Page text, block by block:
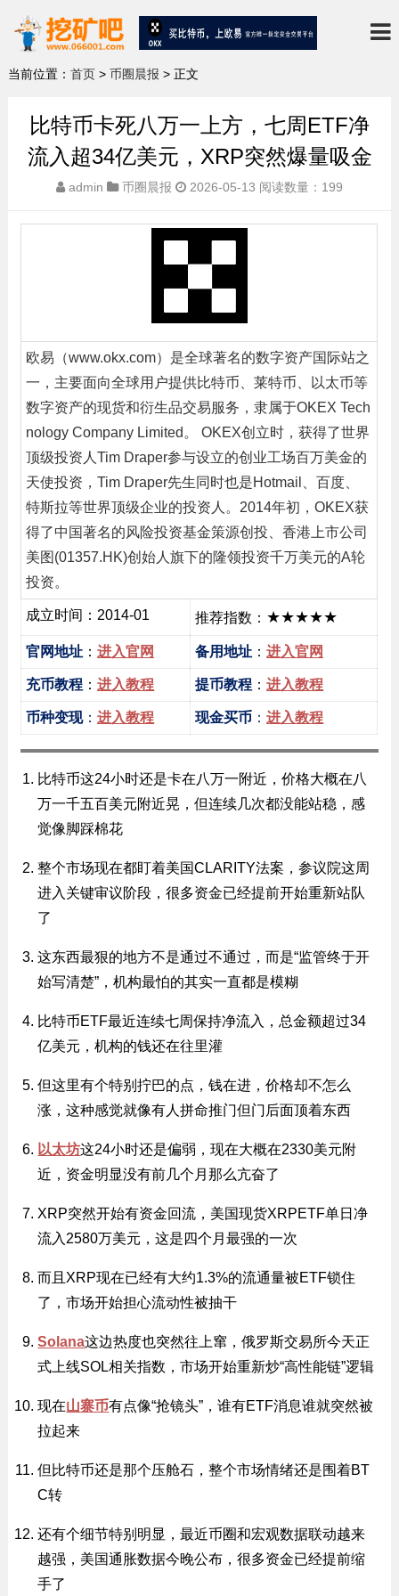
当前位置： 首页> 币圈晨报 > 正文
比特币卡死八万一上方，七周ETF净
流入超34亿美元，XRP突然爆量吸金
admin 币圈晨报 2026-05-13 阅读数量：199
欧易（www.okx.com）是全球著名的数字资产国际站之
一，主要面向全球用户提供比特币、莱特币、以太币等
数字资产的现货和衍生品交易服务，隶属于OKEX Tech
nology Company Limited。 OKEX创立时，获得了世界
顶级投资人Tim Draper参与设立的创业工场百万美金的
天使投资，Tim Draper先生同时也是Hotmail、百度、
特斯拉等世界顶级企业的投资人。2014年初，OKEX获
得了中国著名的风险投资基金策源创投、香港上市公司
美图(01357.HK)创始人旗下的隆领投资千万美元的A轮
投资。
成立时间：2014-01 推荐指数： ★★★★★
官网地址 ：进入官网 备用地址 ：进入官网
充币教程 ：进入教程 提币教程 ：进入教程
币种变现：进入教程 现金买币 ：进入教程
比特币这24小时还是卡在八万一附近，价格大概在八
万一千五百美元附近晃，但连续几次都没能站稳，感
觉像脚踩棉花
整个市场现在都盯着美国CLARITY法案，参议院这周
进入关键审议阶段，很多资金已经提前开始重新站队
了
这东西最狠的地方不是通过不通过，而是“监管终于开
始写清楚”，机构最怕的其实一直都是模糊
比特币ETF最近连续七周保持净流入，总金额超过34
亿美元，机构的钱还在往里灌
但这里有个特别拧巴的点，钱在进，价格却不怎么
涨，这种感觉就像有人拼命推门但门后面顶着东西
以太坊这24小时还是偏弱，现在大概在2330美元附
近，资金明显没有前几个月那么亢奋了
XRP突然开始有资金回流，美国现货XRPETF单日净
流入2580万美元，这是四个月最强的一次
而且XRP现在已经有大约1.3%的流通量被ETF锁住
了，市场开始担心流动性被抽干
Solana这边热度也突然往上窜，俄罗斯交易所今天正
式上线SOL相关指数，市场开始重新炒“高性能链”逻辑
现在山寨币有点像“抢镜头”，谁有ETF消息谁就突然被
拉起来
但比特币还是那个压舱石，整个市场情绪还是围着BT
C转
还有个细节特别明显，最近币圈和宏观数据联动越来
越强，美国通胀数据今晚公布，很多资金已经提前缩
手了